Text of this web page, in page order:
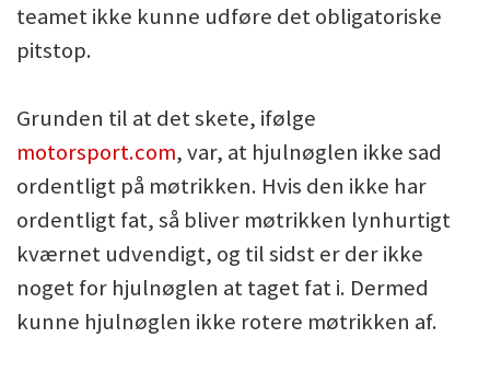
teamet ikke kunne udføre det obligatoriske
pitstop.
Grunden til at det skete, ifølge
motorsport.com, var, at hjulnøglen ikke sad
ordentligt på møtrikken. Hvis den ikke har
ordentligt fat, så bliver møtrikken lynhurtigt
kværnet udvendigt, og til sidst er der ikke
noget for hjulnøglen at taget fat i. Dermed
kunne hjulnøglen ikke rotere møtrikken af.